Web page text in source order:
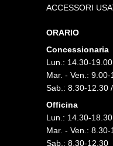
ACCESSORI
ORARIO
Concessionaria
Lun.: 14.30-19.00
Mar. - Ven.:
Sab.: 8.30-12.30
Officina
Lun.: 14.30-18.30
Mar. - Ven.:
Sab.: 8.30-12.30